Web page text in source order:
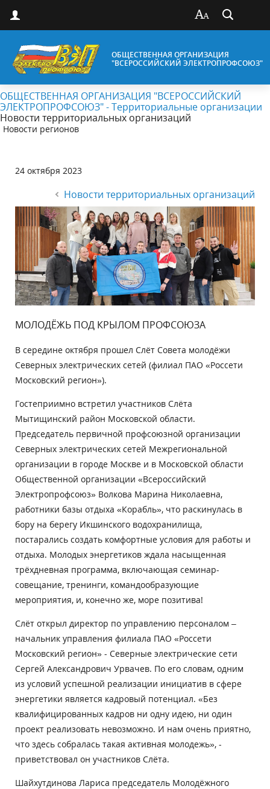
ОБЩЕСТВЕННАЯ ОРГАНИЗАЦИЯ
"ВСЕРОССИЙСКИЙ ЭЛЕКТРОПРОФСОЮЗ"
ОБЩЕСТВЕННАЯ ОРГАНИЗАЦИЯ "ВСЕРОССИЙСКИЙ
ЭЛЕКТРОПРОФСОЮЗ" - Территориальные организации
Новости территориальных организаций
Новости регионов
24 октября 2023
Новости территориальных организаций
МОЛОДЁЖЬ ПОД КРЫЛОМ ПРОФСОЮЗА
В середине октября прошел Слёт Совета молодёжи
Северных электрических сетей (филиал ПАО «Россети
Московский регион»).
Гостеприимно встретил участников Слёта
Мытищинский район Московской области.
Председатель первичной профсоюзной организации
Северных электрических сетей Межрегиональной
организации в городе Москве и в Московской области
Общественной организации «Всероссийский
Электропрофсоюз» Волкова Марина Николаевна,
работники базы отдыха «Корабль», что раскинулась в
бору на берегу Икшинского водохранилища,
постарались создать комфортные условия для работы и
отдыха. Молодых энергетиков ждала насыщенная
трёхдневная программа, включающая семинар-
совещание, тренинги, командообразующие
мероприятия, и, конечно же, море позитива!
Слёт открыл директор по управлению персоналом –
начальник управления филиала ПАО «Россети
Московский регион» - Северные электрические сети
Сергей Александрович Урвачев. По его словам, одним
из условий успешной реализации инициатив в сфере
энергетики является кадровый потенциал. «Без
квалифицированных кадров ни одну идею, ни один
проект реализовать невозможно. И нам очень приятно,
что здесь собралась такая активная молодежь», -
приветствовал он участников Слёта.
Шайхутдинова Лариса председатель Молодёжного